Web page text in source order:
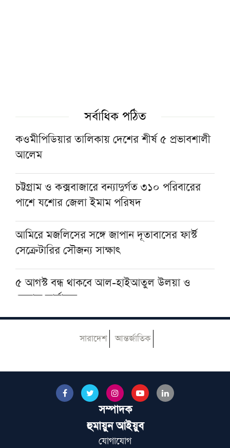
১৫ আগস্টের জাতীয় ওলামা-মাশায়েখ সম্মেলন
সফল করতে সাভারে মতবিনিময় সভা
নেতাকর্মীদের স্থানীয় সরকার নির্বাচনের প্রস্তুতির
নির্দেশনা জমিয়তের
যুক্তরাষ্ট্রের অস্ত্র ভাণ্ডার নিয়ে তথ্য ফাঁস, ক্ষুব্ধ ট্রাম্পের
কড়া বার্তা
সর্বাধিক পঠিত
কওমীপিডিয়ার তালিকায় দেশের শীর্ষ ৫ প্রভাবশালী
আলেম
চট্টগ্রাম ও কক্সবাজারে বন্যাদুর্গত ৩১০ পরিবারের
পাশে যশোর জেলা ইমাম পরিষদ
আমিরে মজলিসের সঙ্গে জাপান দূতাবাসের ফার্স্ট
সেক্রেটারির সৌজন্য সাক্ষাৎ
৫ আগস্ট বন্ধ থাকবে আল-হাইআতুল উলয়া ও
বেফাক কার্যালয়
হেজবুত তাওহীদ কেন ভ্রান্ত, কী তাদের আকিদা
বেফাকের ইবতিদাইয়া মারহালার মানবণ্টন নিয়ে
সারাদেশ আন্তর্জাতিক
সম্পাদক
হুমায়ুন আইয়ুব
যোগাযোগ